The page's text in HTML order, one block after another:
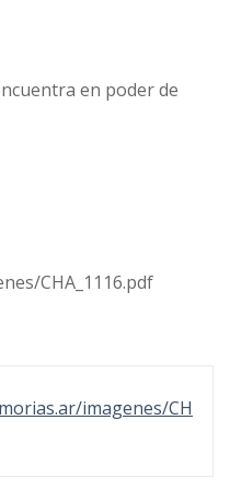
en poder de
CHA_1116.pdf
imagenes/CH